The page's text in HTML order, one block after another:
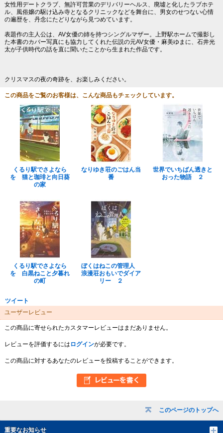
このページのトップへ
重要なお知らせ
女性用デートクラブ、無許可営業のデリバリーヘルス、廃墟と化したラブホテ
ル、風俗嬢の駆け込み寺となるクリニックなどを舞台に、男女のせつない心情
の遍歴を、丹念にたどりながら見つめています。
表題作の主人公は、AV女優の姉を持つシングルマザー。上野駅ホームで撮影し
た本書のカバー写真にも協力してくれた伝説の元AV女優・麻美ゆまに、石井光
太が子供時代の話を直に聞いたことから生まれた作品です。
クリスマスの夜の奇跡を、お楽しみください。
この商品をご覧のお客様は、こんな商品もチェックしています。
くるり駅でさよなら
を 猫と珈琲と向日葵
の家
なりゆき荘のごはん当
番
世界でいちばん透きと
おった物語 ２
くるり駅でさよなら
を 白黒ねこと夕暮れ
の町
ぼくはねこの管理人
浪漫荘おもいでダイア
リー ２
ツイート
ユーザーレビュー
この商品に寄せられたカスタマーレビューはまだありません。
レビューを評価するには ログインが必要です。
この商品に対するあなたのレビューを投稿することができます。